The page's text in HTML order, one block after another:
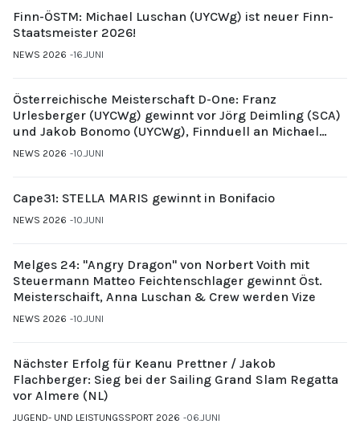
Finn-ÖSTM: Michael Luschan (UYCWg) ist neuer Finn-
Staatsmeister 2026!
NEWS 2026 16.JUNI
Österreichische Meisterschaft D-One: Franz
Urlesberger (UYCWg) gewinnt vor Jörg Deimling (SCA)
und Jakob Bonomo (UYCWg), Finnduell an Michael
Gubi (UYCMo)
NEWS 2026 10.JUNI
Cape31: STELLA MARIS gewinnt in Bonifacio
NEWS 2026 10.JUNI
Melges 24: "Angry Dragon" von Norbert Voith mit
Steuermann Matteo Feichtenschlager gewinnt Öst.
Meisterschaift, Anna Luschan & Crew werden Vize
NEWS 2026 10.JUNI
Nächster Erfolg für Keanu Prettner / Jakob
Flachberger: Sieg bei der Sailing Grand Slam Regatta
vor Almere (NL)
JUGEND- UND LEISTUNGSSPORT 2026 06.JUNI